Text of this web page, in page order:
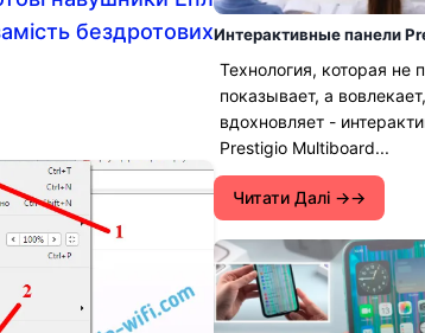
бездротовихИнтерактивные панели
Технология, которая не
показывает, а
вдохновляет -
Prestigio Multiboard...
Читати Далі →